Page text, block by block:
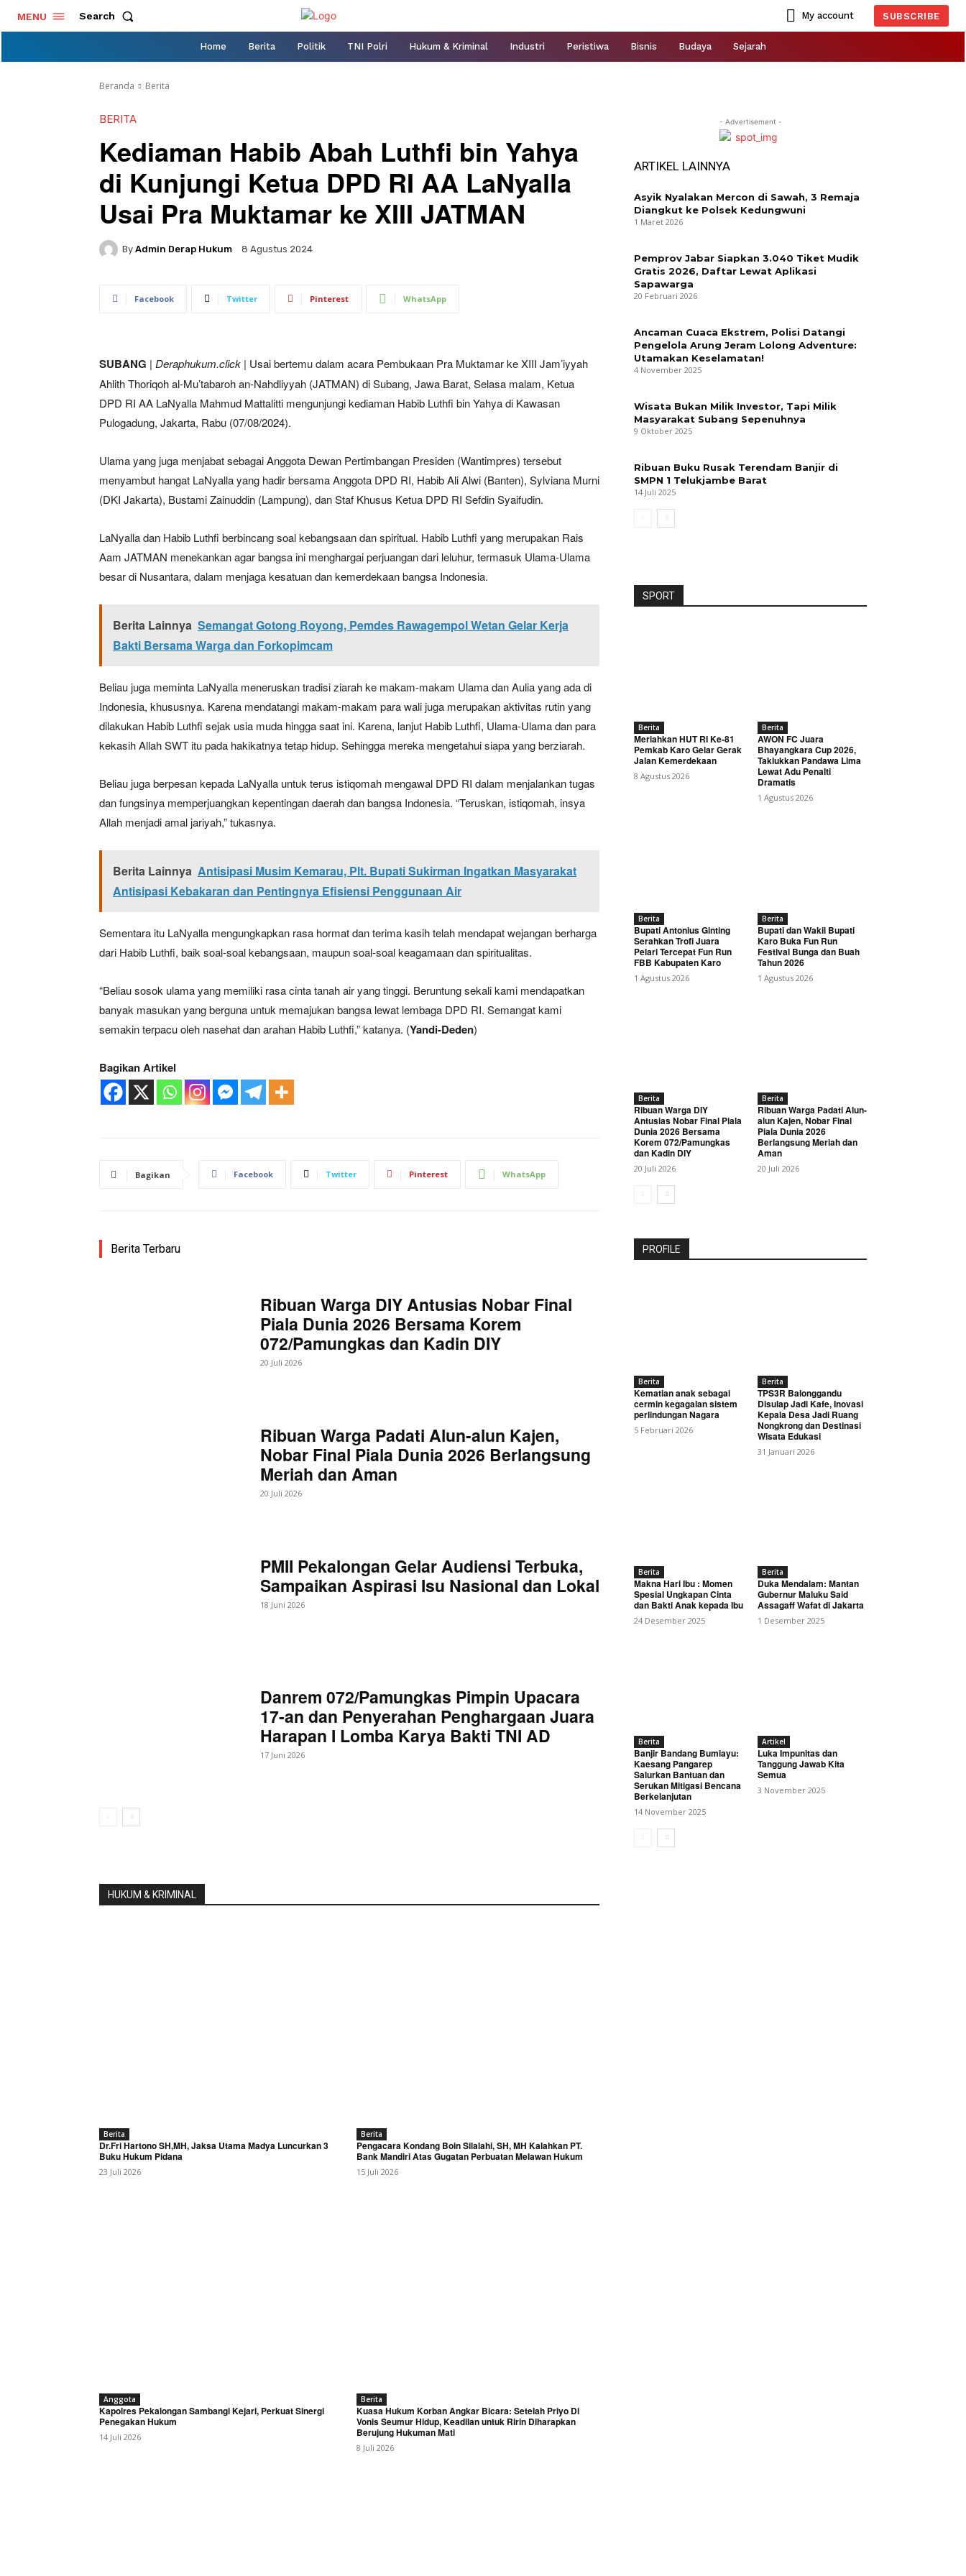
MENU Search My account SUBSCRIBE
Home Berita Politik TNI Polri Hukum & Kriminal Industri Peristiwa Bisnis Budaya Sejarah
Beranda Berita
BERITA
Kediaman Habib Abah Luthfi bin Yahya
di Kunjungi Ketua DPD RI AA LaNyalla
Usai Pra Muktamar ke XIII JATMAN
By Admin Derap Hukum 8 Agustus 2024
Facebook Twitter Pinterest WhatsApp
SUBANG | Deraphukum.click | Usai bertemu dalam acara Pembukaan Pra Muktamar ke XIII Jam’iyyah
Ahlith Thoriqoh al-Mu’tabaroh an-Nahdliyyah (JATMAN) di Subang, Jawa Barat, Selasa malam, Ketua
DPD RI AA LaNyalla Mahmud Mattalitti mengunjungi kediaman Habib Luthfi bin Yahya di Kawasan
Pulogadung, Jakarta, Rabu (07/08/2024).
Ulama yang juga menjabat sebagai Anggota Dewan Pertimbangan Presiden (Wantimpres) tersebut
menyambut hangat LaNyalla yang hadir bersama Anggota DPD RI, Habib Ali Alwi (Banten), Sylviana Murni
(DKI Jakarta), Bustami Zainuddin (Lampung), dan Staf Khusus Ketua DPD RI Sefdin Syaifudin.
LaNyalla dan Habib Luthfi berbincang soal kebangsaan dan spiritual. Habib Luthfi yang merupakan Rais
Aam JATMAN menekankan agar bangsa ini menghargai perjuangan dari leluhur, termasuk Ulama-Ulama
besar di Nusantara, dalam menjaga kesatuan dan kemerdekaan bangsa Indonesia.
Berita Lainnya Semangat Gotong Royong, Pemdes Rawagempol Wetan Gelar Kerja
Bakti Bersama Warga dan Forkopimcam
Beliau juga meminta LaNyalla meneruskan tradisi ziarah ke makam-makam Ulama dan Aulia yang ada di
Indonesia, khususnya. Karena mendatangi makam-makam para wali juga merupakan aktivitas rutin yang
dilakukan Habib Luthfi sejak usia muda hingga saat ini. Karena, lanjut Habib Luthfi, Ulama-Ulama dan para
kekasih Allah SWT itu pada hakikatnya tetap hidup. Sehingga mereka mengetahui siapa yang berziarah.
Beliau juga berpesan kepada LaNyalla untuk terus istiqomah mengawal DPD RI dalam menjalankan tugas
dan fungsinya memperjuangkan kepentingan daerah dan bangsa Indonesia. “Teruskan, istiqomah, insya
Allah menjadi amal jariyah,” tukasnya.
Berita Lainnya Antisipasi Musim Kemarau, Plt. Bupati Sukirman Ingatkan Masyarakat
Antisipasi Kebakaran dan Pentingnya Efisiensi Penggunaan Air
Sementara itu LaNyalla mengungkapkan rasa hormat dan terima kasih telah mendapat wejangan berharga
dari Habib Luthfi, baik soal-soal kebangsaan, maupun soal-soal keagamaan dan spiritualitas.
“Beliau sosok ulama yang memiliki rasa cinta tanah air yang tinggi. Beruntung sekali kami mendapatkan
banyak masukan yang berguna untuk memajukan bangsa lewat lembaga DPD RI. Semangat kami
semakin terpacu oleh nasehat dan arahan Habib Luthfi,” katanya. (Yandi-Deden)
Bagikan Artikel
Bagikan Facebook Twitter Pinterest WhatsApp
Berita Terbaru
Ribuan Warga DIY Antusias Nobar Final
Piala Dunia 2026 Bersama Korem
072/Pamungkas dan Kadin DIY
20 Juli 2026
Ribuan Warga Padati Alun-alun Kajen,
Nobar Final Piala Dunia 2026 Berlangsung
Meriah dan Aman
20 Juli 2026
PMII Pekalongan Gelar Audiensi Terbuka,
Sampaikan Aspirasi Isu Nasional dan Lokal
18 Juni 2026
Danrem 072/Pamungkas Pimpin Upacara
17-an dan Penyerahan Penghargaan Juara
Harapan I Lomba Karya Bakti TNI AD
17 Juni 2026
HUKUM & KRIMINAL
Berita
Dr.Fri Hartono SH,MH, Jaksa Utama Madya Luncurkan 3
Buku Hukum Pidana
23 Juli 2026
Berita
Pengacara Kondang Boin Silalahi, SH, MH Kalahkan PT.
Bank Mandiri Atas Gugatan Perbuatan Melawan Hukum
15 Juli 2026
Anggota
Kapolres Pekalongan Sambangi Kejari, Perkuat Sinergi
Penegakan Hukum
14 Juli 2026
Berita
Kuasa Hukum Korban Angkar Bicara: Setelah Priyo Di
Vonis Seumur Hidup, Keadilan untuk Ririn Diharapkan
Berujung Hukuman Mati
8 Juli 2026
- Advertisement -
ARTIKEL LAINNYA
Asyik Nyalakan Mercon di Sawah, 3 Remaja
Diangkut ke Polsek Kedungwuni
1 Maret 2026
Pemprov Jabar Siapkan 3.040 Tiket Mudik
Gratis 2026, Daftar Lewat Aplikasi
Sapawarga
20 Februari 2026
Ancaman Cuaca Ekstrem, Polisi Datangi
Pengelola Arung Jeram Lolong Adventure:
Utamakan Keselamatan!
4 November 2025
Wisata Bukan Milik Investor, Tapi Milik
Masyarakat Subang Sepenuhnya
9 Oktober 2025
Ribuan Buku Rusak Terendam Banjir di
SMPN 1 Telukjambe Barat
14 Juli 2025
SPORT
Berita
Meriahkan HUT RI Ke-81
Pemkab Karo Gelar Gerak
Jalan Kemerdekaan
8 Agustus 2026
Berita
AWON FC Juara
Bhayangkara Cup 2026,
Taklukkan Pandawa Lima
Lewat Adu Penalti
Dramatis
1 Agustus 2026
Berita
Bupati Antonius Ginting
Serahkan Trofi Juara
Pelari Tercepat Fun Run
FBB Kabupaten Karo
1 Agustus 2026
Berita
Bupati dan Wakil Bupati
Karo Buka Fun Run
Festival Bunga dan Buah
Tahun 2026
1 Agustus 2026
Berita
Ribuan Warga DIY
Antusias Nobar Final Piala
Dunia 2026 Bersama
Korem 072/Pamungkas
dan Kadin DIY
20 Juli 2026
Berita
Ribuan Warga Padati Alun-
alun Kajen, Nobar Final
Piala Dunia 2026
Berlangsung Meriah dan
Aman
20 Juli 2026
PROFILE
Berita
Kematian anak sebagai
cermin kegagalan sistem
perlindungan Nagara
5 Februari 2026
Berita
TPS3R Balonggandu
Disulap Jadi Kafe, Inovasi
Kepala Desa Jadi Ruang
Nongkrong dan Destinasi
Wisata Edukasi
31 Januari 2026
Berita
Makna Hari Ibu : Momen
Spesial Ungkapan Cinta
dan Bakti Anak kepada Ibu
24 Desember 2025
Berita
Duka Mendalam: Mantan
Gubernur Maluku Said
Assagaff Wafat di Jakarta
1 Desember 2025
Berita
Banjir Bandang Bumiayu:
Kaesang Pangarep
Salurkan Bantuan dan
Serukan Mitigasi Bencana
Berkelanjutan
14 November 2025
Artikel
Luka Impunitas dan
Tanggung Jawab Kita
Semua
3 November 2025